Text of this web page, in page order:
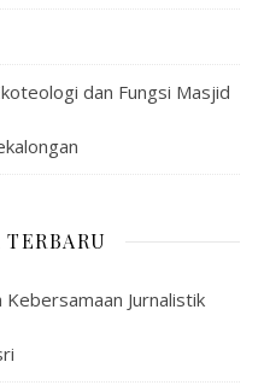
dan Fungsi Masjid
Kebersamaan Jurnalistik